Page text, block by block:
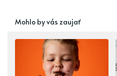
Mohlo by vás zaujať